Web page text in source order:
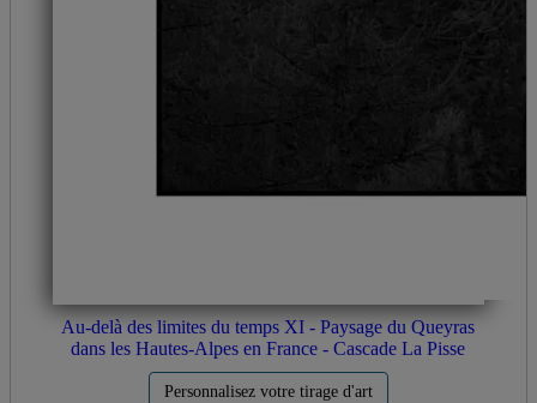
Au-delà des limites du temps XI - Paysage du Queyras
dans les Hautes-Alpes en France - Cascade La Pisse
Personnalisez votre tirage d'art